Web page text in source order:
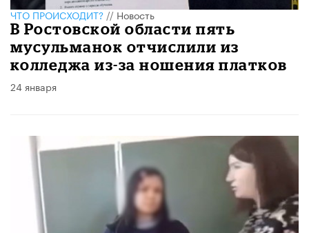
ЧТО ПРОИСХОДИТ?//Новость
В Ростовской области пять
мусульманок отчислили из
колледжа из-за ношения платков
24 января